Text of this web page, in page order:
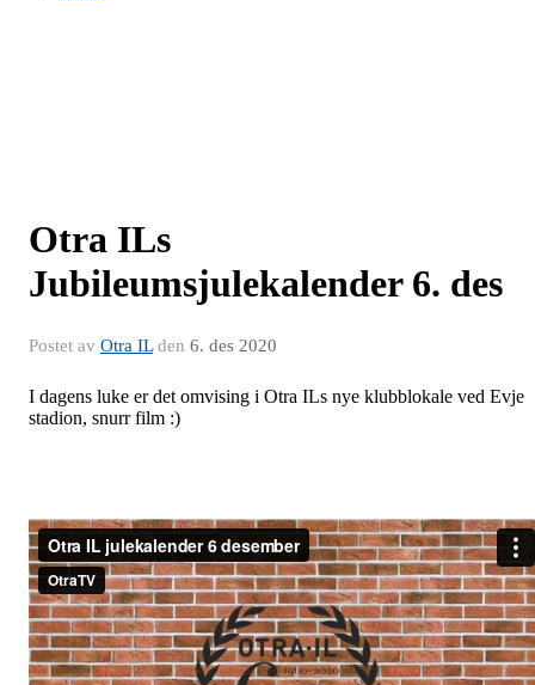
Otra ILs
Jubileumsjulekalender 6. des
Postet av Otra ILden 6. des 2020
I dagens luke er det omvising i Otra ILs nye klubblokale ved Evje
stadion, snurr film :)